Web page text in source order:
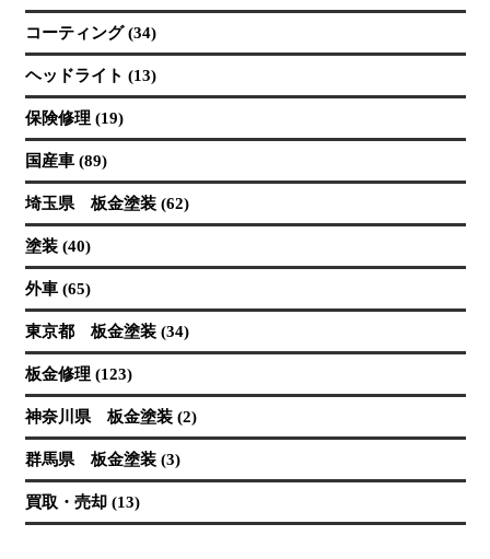
コーティング (34)
ヘッドライト (13)
保険修理 (19)
国産車 (89)
埼玉県 板金塗装 (62)
塗装 (40)
外車 (65)
東京都 板金塗装 (34)
板金修理 (123)
神奈川県 板金塗装 (2)
群馬県 板金塗装 (3)
買取・売却 (13)